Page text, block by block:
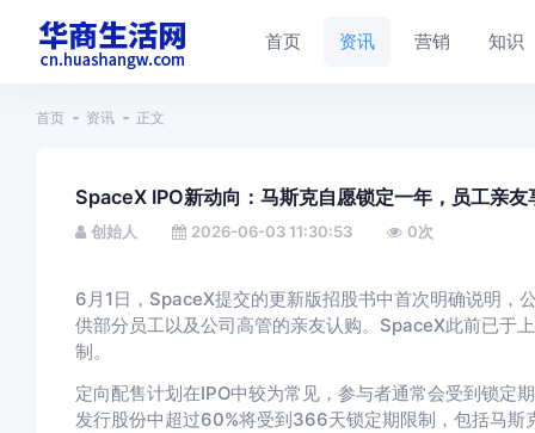
首页 资讯 营销 知识
首页 资讯 正文
SpaceX IPO新动向：马斯克自愿锁定一年，员工亲友
创始人 2026-06-03 11:30:53 0次
6月1日，SpaceX提交的更新版招股书中首次明确说明，
供部分员工以及公司高管的亲友认购。SpaceX此前已于
制。
定向配售计划在IPO中较为常见，参与者通常会受到锁定
发行股份中超过60%将受到366天锁定期限制，包括马